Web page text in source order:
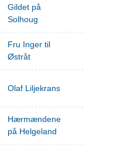
Gildet på
Solhoug
Fru Inger til
Østråt
Olaf Liljekrans
Hærmændene
på Helgeland